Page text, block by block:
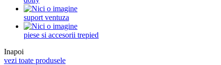
suport ventuza
piese si accesorii trepied
Inapoi
vezi toate produsele